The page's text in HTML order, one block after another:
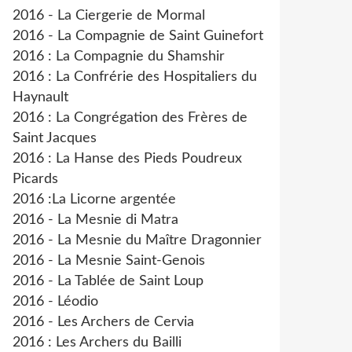
2016 - La Ciergerie de Mormal
2016 - La Compagnie de Saint Guinefort
2016 : La Compagnie du Shamshir
2016 : La Confrérie des Hospitaliers du
Haynault
2016 : La Congrégation des Frères de
Saint Jacques
2016 : La Hanse des Pieds Poudreux
Picards
2016 :La Licorne argentée
2016 - La Mesnie di Matra
2016 - La Mesnie du Maître Dragonnier
2016 - La Mesnie Saint-Genois
2016 - La Tablée de Saint Loup
2016 - Léodio
2016 - Les Archers de Cervia
2016 : Les Archers du Bailli